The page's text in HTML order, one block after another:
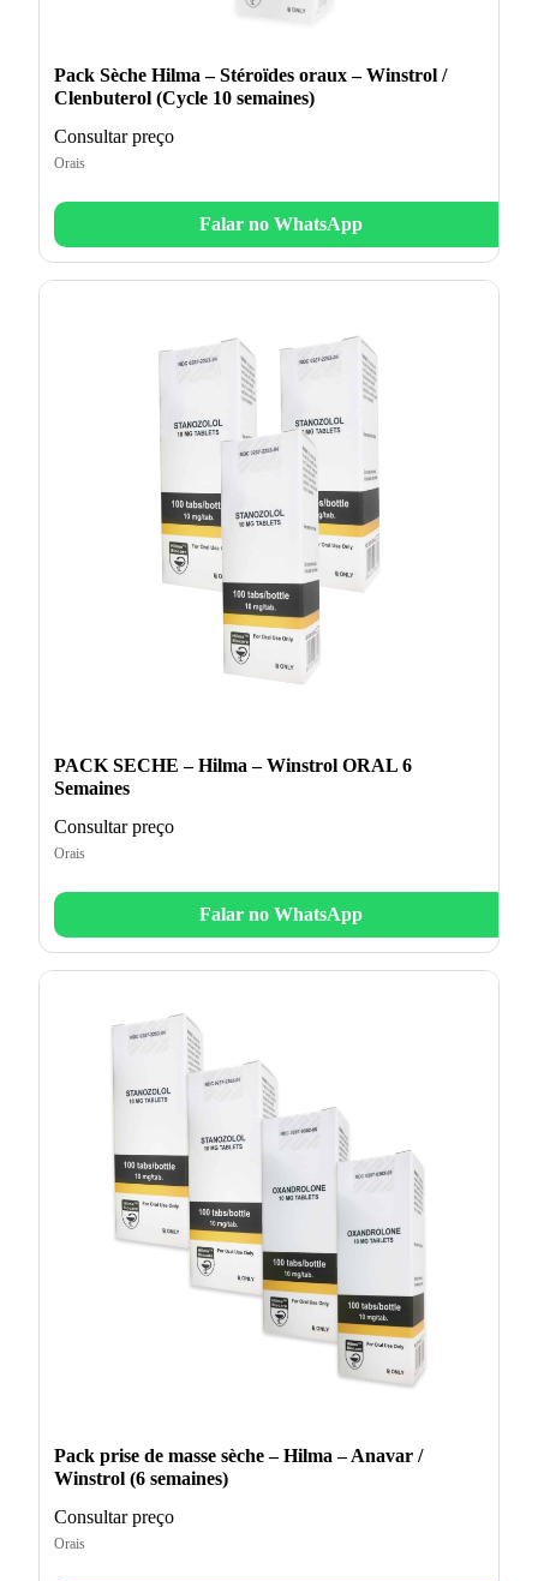
Pack Sèche Hilma – Stéroïdes oraux – Winstrol /
Clenbuterol (Cycle 10 semaines)
Consultar preço
Orais
Falar no WhatsApp
PACK SECHE – Hilma – Winstrol ORAL 6
Semaines
Consultar preço
Orais
Falar no WhatsApp
Pack prise de masse sèche – Hilma – Anavar /
Winstrol (6 semaines)
Consultar preço
Orais